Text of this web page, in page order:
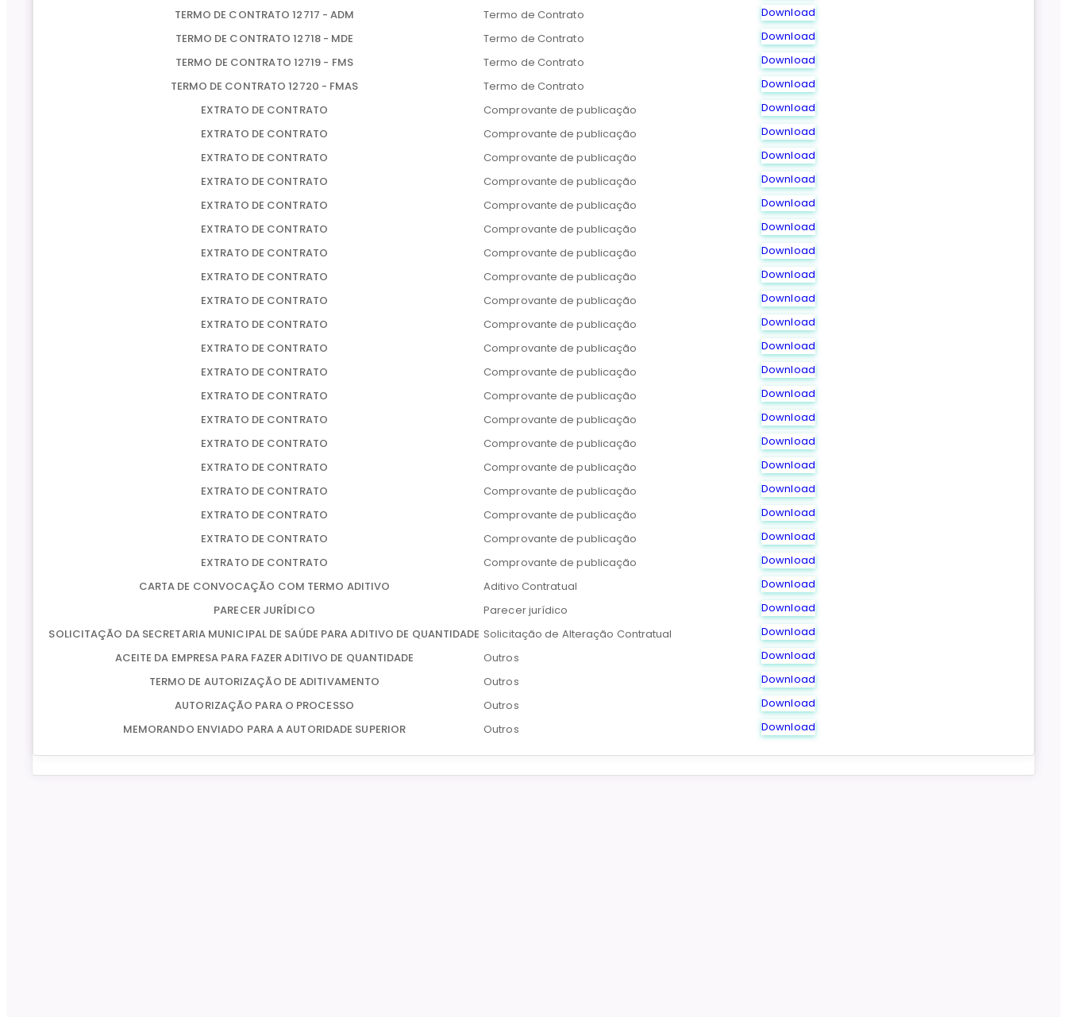
TERMO DE CONTRATO 12717 - ADM
Termo de Contrato
Download
TERMO DE CONTRATO 12718 - MDE
Termo de Contrato
Download
TERMO DE CONTRATO 12719 - FMS
Termo de Contrato
Download
TERMO DE CONTRATO 12720 - FMAS
Termo de Contrato
Download
EXTRATO DE CONTRATO
Comprovante de publicação
Download
EXTRATO DE CONTRATO
Comprovante de publicação
Download
EXTRATO DE CONTRATO
Comprovante de publicação
Download
EXTRATO DE CONTRATO
Comprovante de publicação
Download
EXTRATO DE CONTRATO
Comprovante de publicação
Download
EXTRATO DE CONTRATO
Comprovante de publicação
Download
EXTRATO DE CONTRATO
Comprovante de publicação
Download
EXTRATO DE CONTRATO
Comprovante de publicação
Download
EXTRATO DE CONTRATO
Comprovante de publicação
Download
EXTRATO DE CONTRATO
Comprovante de publicação
Download
EXTRATO DE CONTRATO
Comprovante de publicação
Download
EXTRATO DE CONTRATO
Comprovante de publicação
Download
EXTRATO DE CONTRATO
Comprovante de publicação
Download
EXTRATO DE CONTRATO
Comprovante de publicação
Download
EXTRATO DE CONTRATO
Comprovante de publicação
Download
EXTRATO DE CONTRATO
Comprovante de publicação
Download
EXTRATO DE CONTRATO
Comprovante de publicação
Download
EXTRATO DE CONTRATO
Comprovante de publicação
Download
EXTRATO DE CONTRATO
Comprovante de publicação
Download
EXTRATO DE CONTRATO
Comprovante de publicação
Download
CARTA DE CONVOCAÇÃO COM TERMO ADITIVO
Aditivo Contratual
Download
PARECER JURÍDICO
Parecer jurídico
Download
SOLICITAÇÃO DA SECRETARIA MUNICIPAL DE SAÚDE PARA ADITIVO DE QUANTIDADE Solicitação de Alteração Contratual
Download
ACEITE DA EMPRESA PARA FAZER ADITIVO DE QUANTIDADE
Outros
Download
TERMO DE AUTORIZAÇÃO DE ADITIVAMENTO
Outros
Download
AUTORIZAÇÃO PARA O PROCESSO
Outros
Download
MEMORANDO ENVIADO PARA A AUTORIDADE SUPERIOR
Outros Download